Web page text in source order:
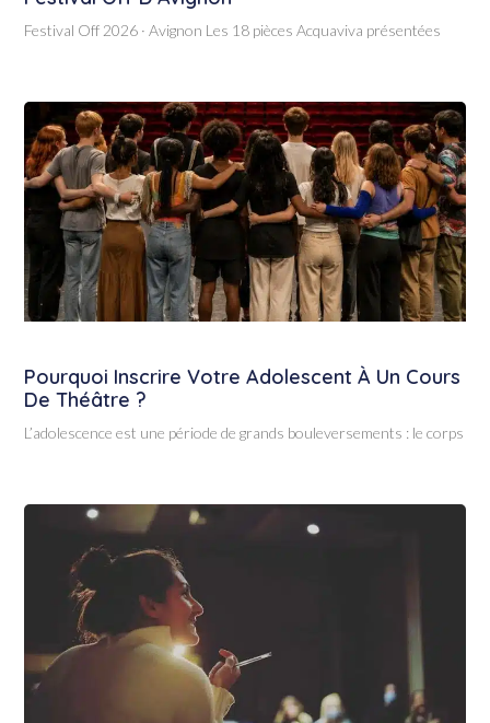
Festival Off 2026 · Avignon Les 18 pièces Acquaviva présentées
Pourquoi Inscrire Votre Adolescent À Un Cours
De Théâtre ?
L’adolescence est une période de grands bouleversements : le corps